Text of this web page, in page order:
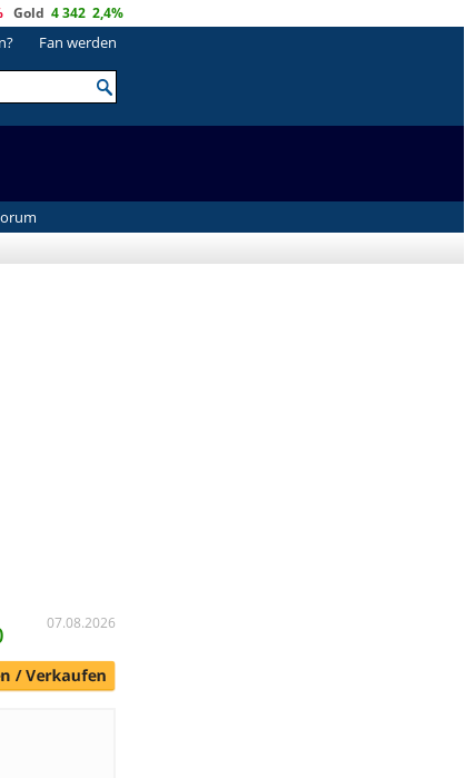
Gold 4 342 2,4%
Fan werden
07.08.2026